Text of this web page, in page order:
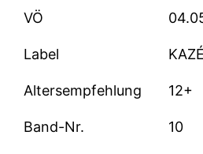
VÖ
Label
Altersempfehlung 12+
Band-Nr. 10